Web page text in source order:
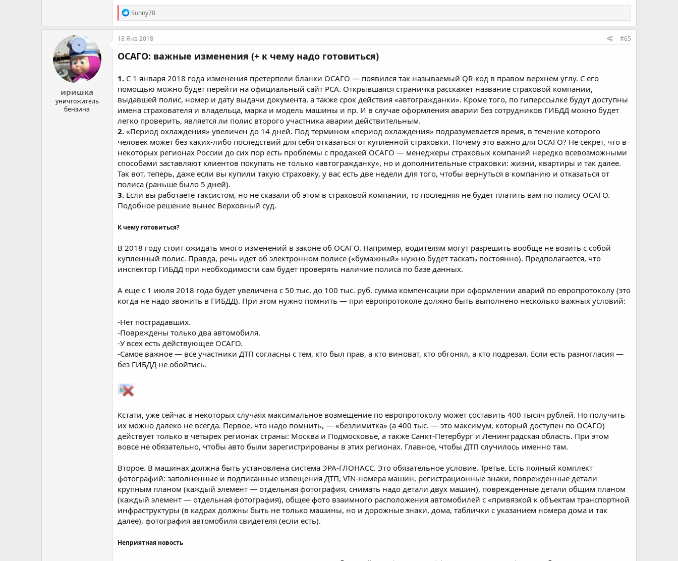
R
e
a
c
i
o
s
Sunny78
иришка
уничтожитель
бензина
18 Янв 2018 #65
ОСАГО: важные изменения (+ к чему надо готовиться)
1. С 1 января 2018 года изменения претерпели бланки ОСАГО — появился так называемый QR-код в правом верхнем углу. С его
помощью можно будет перейти на официальный сайт РСА. Открывшаяся страничка расскажет название страховой компании,
выдавшей полис, номер и дату выдачи документа, а также срок действия «автогражданки». Кроме того, по гиперссылке будут доступны
имена страхователя и владельца, марка и модель машины и пр. И в случае оформления аварии без сотрудников ГИБДД можно будет
легко проверить, является ли полис второго участника аварии действительным.
2. «Период охлаждения» увеличен до 14 дней. Под термином «период охлаждения» подразумевается время, в течение которого
человек может без каких-либо последствий для себя отказаться от купленной страховки. Почему это важно для ОСАГО? Не секрет, что в
некоторых регионах России до сих пор есть проблемы с продажей ОСАГО — менеджеры страховых компаний нередко всевозможными
способами заставляют клиентов покупать не только «автогражданку», но и дополнительные страховки: жизни, квартиры и так далее.
Так вот, теперь, даже если вы купили такую страховку, у вас есть две недели для того, чтобы вернуться в компанию и отказаться от
полиса (раньше было 5 дней).
3. Если вы работаете таксистом, но не сказали об этом в страховой компании, то последняя не будет платить вам по полису ОСАГО.
Подобное решение вынес Верховный суд.
К чему готовиться?
В 2018 году стоит ожидать много изменений в законе об ОСАГО. Например, водителям могут разрешить вообще не возить с собой
купленный полис. Правда, речь идет об электронном полисе («бумажный» нужно будет таскать постоянно). Предполагается, что
инспектор ГИБДД при необходимости сам будет проверять наличие полиса по базе данных.
А еще с 1 июля 2018 года будет увеличена с 50 тыс. до 100 тыс. руб. сумма компенсации при оформлении аварий по европротоколу (это
когда не надо звонить в ГИБДД). При этом нужно помнить — при европротоколе должно быть выполнено несколько важных условий:
-Нет пострадавших.
-Повреждены только два автомобиля.
-У всех есть действующее ОСАГО.
-Самое важное — все участники ДТП согласны с тем, кто был прав, а кто виноват, кто обгонял, а кто подрезал. Если есть разногласия —
без ГИБДД не обойтись.
Кстати, уже сейчас в некоторых случаях максимальное возмещение по европротоколу может составить 400 тысяч рублей. Но получить
их можно далеко не всегда. Первое, что надо помнить, — «безлимитка» (а 400 тыс. — это максимум, который доступен по ОСАГО)
действует только в четырех регионах страны: Москва и Подмосковье, а также Санкт-Петербург и Ленинградская область. При этом
вовсе не обязательно, чтобы авто были зарегистрированы в этих регионах. Главное, чтобы ДТП случилось именно там.
Второе. В машинах должна быть установлена система ЭРА-ГЛОНАСС. Это обязательное условие. Третье. Есть полный комплект
фотографий: заполненные и подписанные извещения ДТП, VIN-номера машин, регистрационные знаки, поврежденные детали
крупным планом (каждый элемент — отдельная фотография, снимать надо детали двух машин), поврежденные детали общим планом
(каждый элемент — отдельная фотография), общее фото взаимного расположения автомобилей с «привязкой к объектам транспортной
инфраструктуры (в кадрах должны быть не только машины, но и дорожные знаки, дома, таблички с указанием номера дома и так
далее), фотография автомобиля свидетеля (если есть).
Неприятная новость